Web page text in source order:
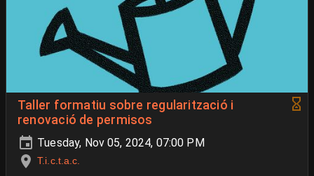
Taller formatiu sobre regularització i
renovació de permisos
Tuesday, Nov 05, 2024, 07:00 PM
T.i.c.t.a.c.